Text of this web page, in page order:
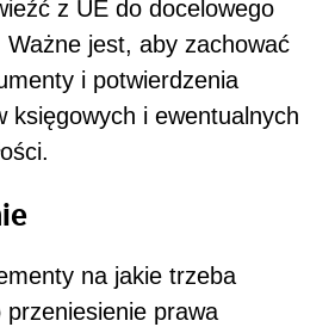
z UE do docelowego
Ważne jest, aby zachować
i potwierdzenia
księgowych i ewentualnych
na jakie trzeba
prawa